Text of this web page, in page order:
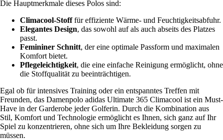
Die Hauptmerkmale dieses Polos sind:
Climacool-Stofffür effiziente Wärme- und Feuchtigkeitsabfuhr.
Elegantes Design, das sowohl auf als auch abseits des Platzes
passt.
Femininer Schnitt, der eine optimale Passform und maximalen
Komfort bietet.
Pflegeleichtigkeit, die eine einfache Reinigung ermöglicht, ohne
die Stoffqualität zu beeinträchtigen.
Egal ob für intensives Training oder ein entspanntes Treffen mit
Freunden, das Damenpolo adidas Ultimate 365 Climacool ist ein Must-
Have in der Garderobe jeder Golferin. Durch die Kombination aus
Stil, Komfort und Technologie ermöglicht es Ihnen, sich ganz auf Ihr
Spiel zu konzentrieren, ohne sich um Ihre Bekleidung sorgen zu
müssen.